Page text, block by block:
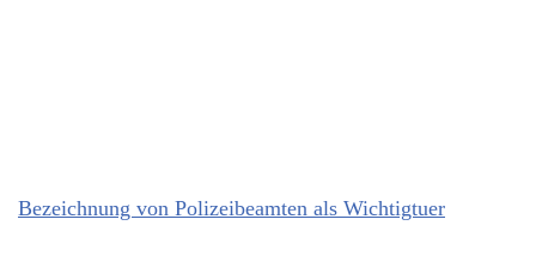
Bezeichnung von Polizeibeamten als Wichtigtuer